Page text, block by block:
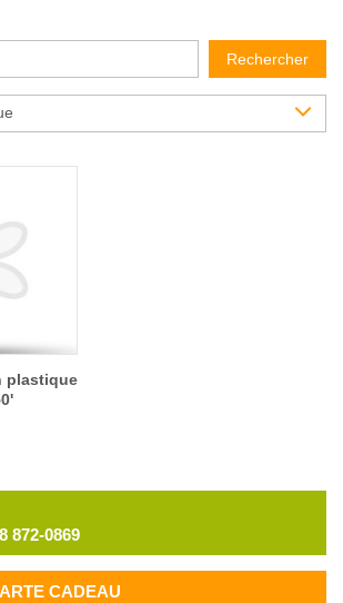
Conseils
Calendrier horticole
Rechercher
plastique
872-0869
CADEAU